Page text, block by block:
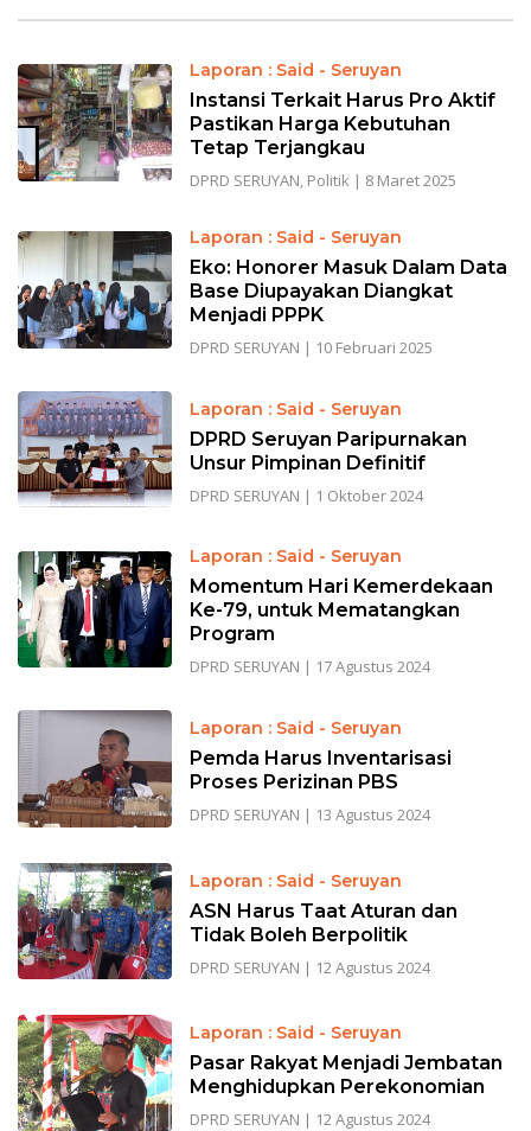
Laporan : Said - Seruyan
Instansi Terkait Harus Pro Aktif
Pastikan Harga Kebutuhan
Tetap Terjangkau
DPRD SERUYAN, Politik | 8 Maret 2025
Laporan : Said - Seruyan
Eko: Honorer Masuk Dalam Data
Base Diupayakan Diangkat
Menjadi PPPK
DPRD SERUYAN | 10 Februari 2025
Laporan : Said - Seruyan
DPRD Seruyan Paripurnakan
Unsur Pimpinan Definitif
DPRD SERUYAN | 1 Oktober 2024
Laporan : Said - Seruyan
Momentum Hari Kemerdekaan
Ke-79, untuk Mematangkan
Program
DPRD SERUYAN | 17 Agustus 2024
Laporan : Said - Seruyan
Pemda Harus Inventarisasi
Proses Perizinan PBS
DPRD SERUYAN | 13 Agustus 2024
Laporan : Said - Seruyan
ASN Harus Taat Aturan dan
Tidak Boleh Berpolitik
DPRD SERUYAN | 12 Agustus 2024
Laporan : Said - Seruyan
Pasar Rakyat Menjadi Jembatan
Menghidupkan Perekonomian
DPRD SERUYAN | 12 Agustus 2024